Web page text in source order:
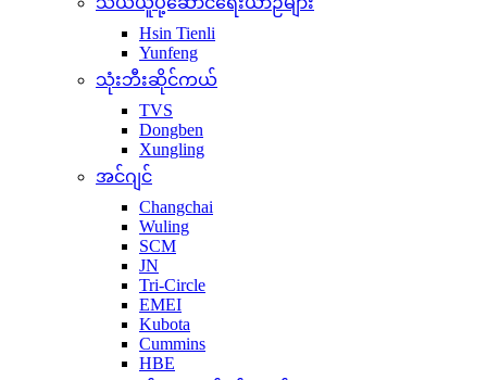
Hsin Tienli
Yunfeng
သုံးဘီးဆိုင်ကယ်
TVS
Dongben
Xungling
အင်ဂျင်
Changchai
Wuling
SCM
JN
Tri-Circle
EMEI
Kubota
Cummins
HBE